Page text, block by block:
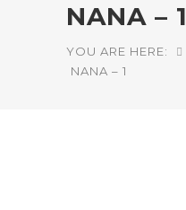
NANA – 1
YOU ARE HERE:
NANA – 1